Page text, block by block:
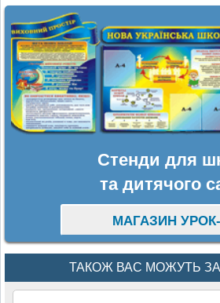
Стенди для
та дитячого
МАГАЗИН
ТАКОЖ ВАС МОЖУТЬ